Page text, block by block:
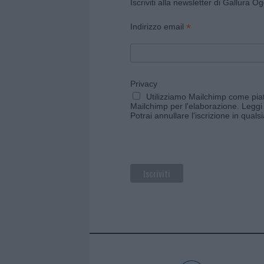
Iscriviti alla newsletter di Gallura
Indirizzo email *
Privacy
Utilizziamo Mailchimp come
Mailchimp per l'elaborazione.
Potrai annullare l'iscrizione in